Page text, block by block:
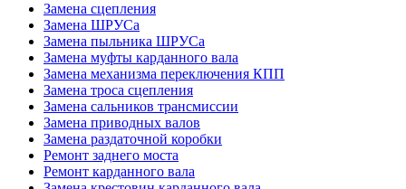
Замена сцепления
Замена ШРУСа
Замена пыльника ШРУСа
Замена муфты карданного вала
Замена механизма переключения КПП
Замена троса сцепления
Замена сальников трансмиссии
Замена приводных валов
Замена раздаточной коробки
Ремонт заднего моста
Ремонт карданного вала